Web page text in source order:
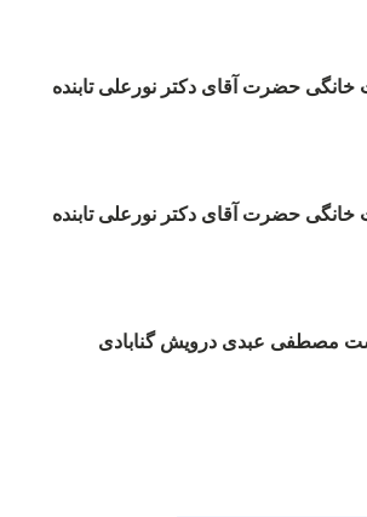
خانگی حضرت آقای دکتر نورعلی تابنده
خانگی حضرت آقای دکتر نورعلی تابنده
مصطفی عبدی درویش گنابادی